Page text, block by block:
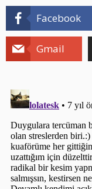
Facebook
Gmail